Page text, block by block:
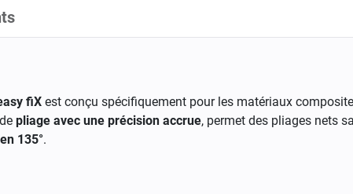
fiX est conçu spécifiquement pour les matériaux
pliage avec une précision accrue, permet des pliages nets
135°.